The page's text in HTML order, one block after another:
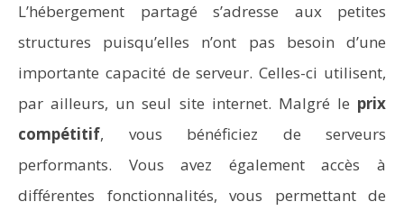
L’hébergement partagé s’adresse aux petites
structures puisqu’elles n’ont pas besoin d’une
importante capacité de serveur. Celles-ci utilisent,
par ailleurs, un seul site internet. Malgré le prix
compétitif, vous bénéficiez de serveurs
performants. Vous avez également accès à
différentes fonctionnalités, vous permettant de